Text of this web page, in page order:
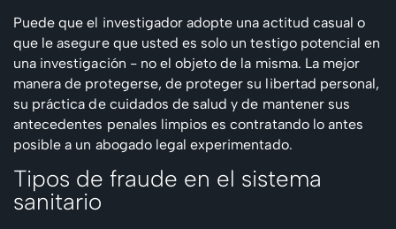
Puede que el investigador adopte una actitud casual o
que le asegure que usted es solo un testigo potencial en
una investigación - no el objeto de la misma. La mejor
manera de protegerse, de proteger su libertad personal,
su práctica de cuidados de salud y de mantener sus
antecedentes penales limpios es contratando lo antes
posible a un abogado legal experimentado.
Tipos de fraude en el sistema
sanitario